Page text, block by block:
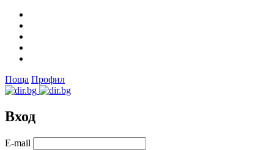
Поща Профил
Вход
Е-mail